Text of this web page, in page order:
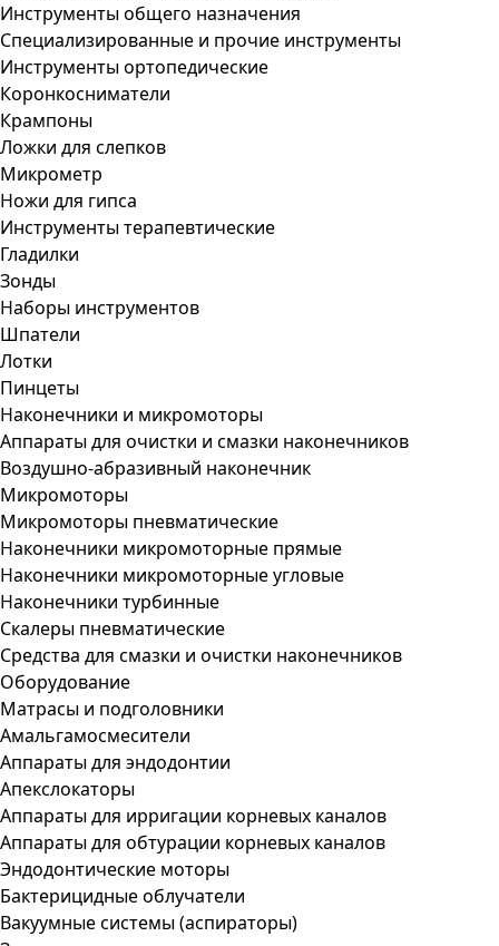
Инструменты общего назначения
Специализированные и прочие инструменты
Инструменты ортопедические
Коронкосниматели
Крампоны
Ложки для слепков
Микрометр
Ножи для гипса
Инструменты терапевтические
Гладилки
Зонды
Наборы инструментов
Шпатели
Лотки
Пинцеты
Наконечники и микромоторы
Аппараты для очистки и смазки наконечников
Воздушно-абразивный наконечник
Микромоторы
Микромоторы пневматические
Наконечники микромоторные прямые
Наконечники микромоторные угловые
Наконечники турбинные
Скалеры пневматические
Средства для смазки и очистки наконечников
Оборудование
Матрасы и подголовники
Амальгамосмесители
Аппараты для эндодонтии
Апекслокаторы
Аппараты для ирригации корневых каналов
Аппараты для обтурации корневых каналов
Эндодонтические моторы
Бактерицидные облучатели
Вакуумные системы (аспираторы)